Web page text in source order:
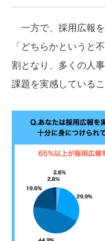
一方で、採用広報
「どちらかというと
割となり、多くの人
課題を実感しているこ